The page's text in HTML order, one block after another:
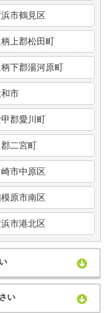
市鶴見区
柄上郡松田町
柄下郡湯河原町
市
郡愛川町
二宮町
崎市中原区
原市南区
市港北区
い